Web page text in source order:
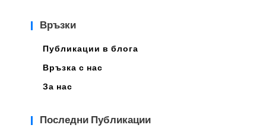
Връзки
Публикации в блога
Връзка с нас
За нас
Последни Публикации